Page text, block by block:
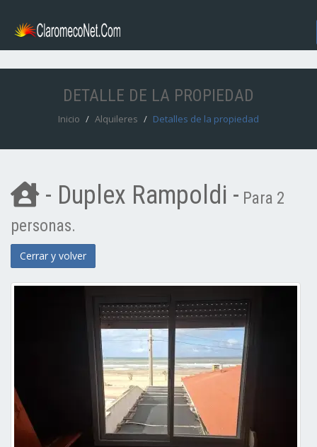
DETALLE DE LA PROPIEDAD
Inicio Alquileres Detalles de la propiedad
- Duplex Rampoldi - Para 2
personas.
Cerrar y volver